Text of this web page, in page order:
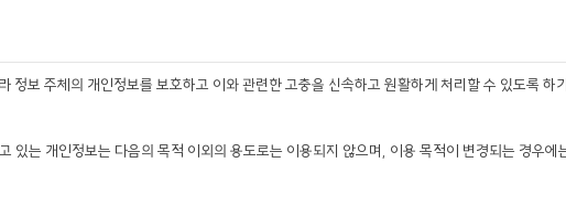
보 주체의 개인정보를 보호하고 이와 관련한 고충을 신속하고 원활하게 처리할 수 있도록
있는 개인정보는 다음의 목적 이외의 용도로는 이용되지 않으며, 이용 목적이 변경되는 경우